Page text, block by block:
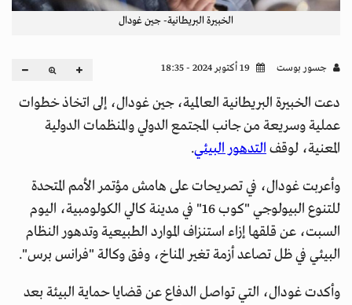
الخبيرة البريطانية- جين غودال
جسور بوست
دعت الخبيرة البريطانية العالمية، جين غودال، إلى اتخاذ خطوات
عملية وسريعة من جانب المجتمع الدولي والمنظمات الدولية
المعنية، لوقفالتدهور البيئي.
وأعربت غودال، في تصريحات على هامش مؤتمر الأمم المتحدة
للتنوع البيولوجي "كوب 16" في مدينة كالي الكولومبية، اليوم
السبت، عن قلقها إزاء استنزاف الموارد الطبيعية وتدهور النظام
البيئي في ظل تصاعد أزمة تغير المناخ، وفق وكالة "فرانس برس".
وأكدت غودال، التي تواصل الدفاع عن قضايا حماية البيئة بعد